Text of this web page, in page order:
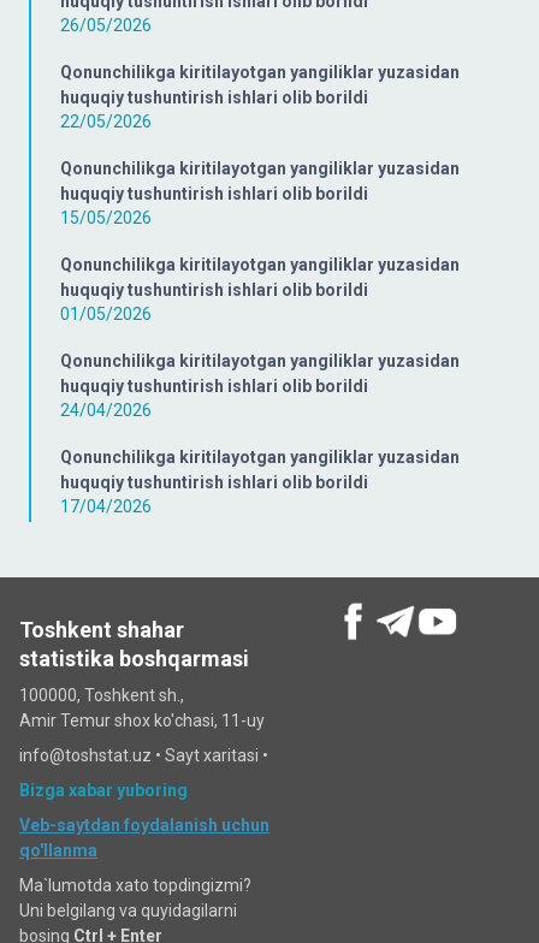
26/05/2026
Qonunchilikga kiritilayotgan yangiliklar yuzasidan
huquqiy tushuntirish ishlari olib borildi
22/05/2026
Qonunchilikga kiritilayotgan yangiliklar yuzasidan
huquqiy tushuntirish ishlari olib borildi
15/05/2026
Qonunchilikga kiritilayotgan yangiliklar yuzasidan
huquqiy tushuntirish ishlari olib borildi
01/05/2026
Qonunchilikga kiritilayotgan yangiliklar yuzasidan
huquqiy tushuntirish ishlari olib borildi
24/04/2026
Qonunchilikga kiritilayotgan yangiliklar yuzasidan
huquqiy tushuntirish ishlari olib borildi
17/04/2026
Toshkent shahar
statistika boshqarmasi
100000, Toshkent sh.,
Amir Temur shox ko'chasi, 11-uy
info@toshstat.uz • Sayt xaritasi •
Bizga xabar yuboring
Veb-saytdan foydalanish uchun
qo'llanma
Ma`lumotda xato topdingizmi?
Uni belgilang va quyidagilarni
bosing Ctrl + Enter